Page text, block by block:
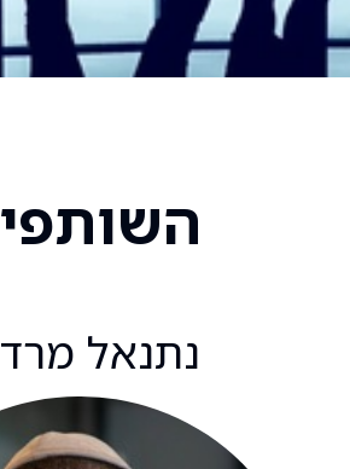
נתנאל